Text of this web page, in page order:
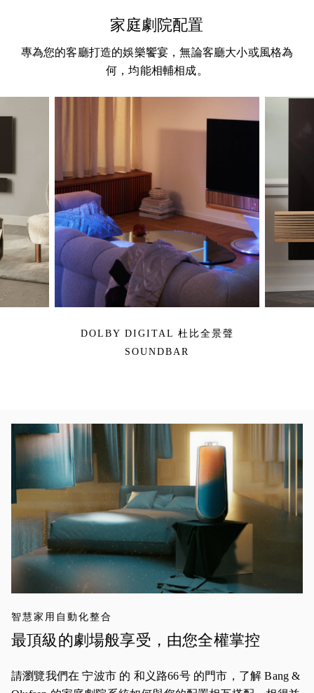
家庭劇院配置
專為您的客廳打造的娛樂饗宴，無論客廳大小或風格為
何，均能相輔相成。
DOLBY DIGITAL 杜比全景聲
SOUNDBAR
活動影像
智慧家用自動化整合
最頂級的劇場般享受，由您全權掌控
請瀏覽我們在 宁波市 的 和义路66号 的門市，了解 Bang &